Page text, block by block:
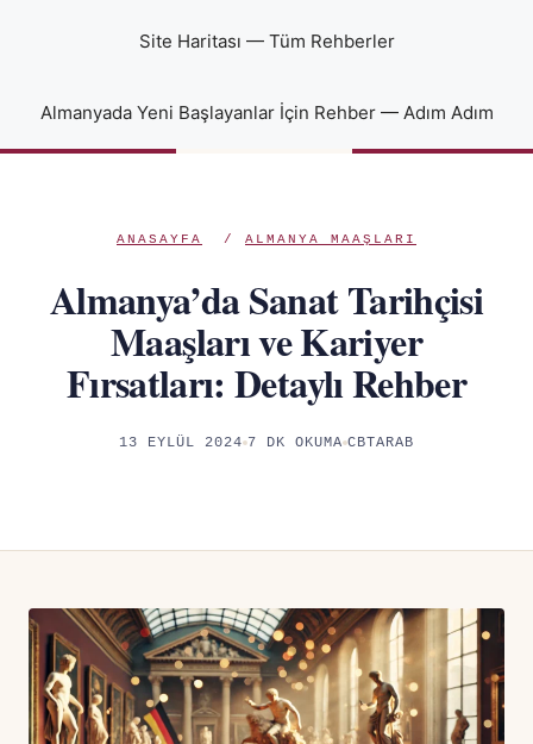
Site Haritası — Tüm Rehberler
Almanyada Yeni Başlayanlar İçin Rehber — Adım Adım
ANASAYFA / ALMANYA MAAŞLARI
Almanya’da Sanat Tarihçisi
Maaşları ve Kariyer
Fırsatları: Detaylı Rehber
13 EYLÜL 2024 7 DK OKUMA CBTARAB